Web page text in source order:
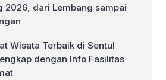
2026, dari Lembang sampai
Wisata Terbaik di Sentul
dengan Info Fasilitas